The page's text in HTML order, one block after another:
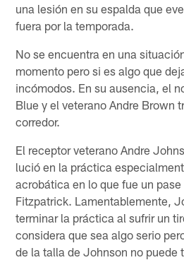
una lesión en su espalda que
fuera por la temporada.
No se encuentra en una
momento pero si es algo que
incómodos. En su ausencia, el
Blue y el veterano Andre Brown
corredor.
El receptor veterano Andre
lució en la práctica
acrobática en lo que fue un pase
Fitzpatrick. Lamentablemente,
terminar la práctica al sufrir un
considera que sea algo serio
de la talla de Johnson no puede